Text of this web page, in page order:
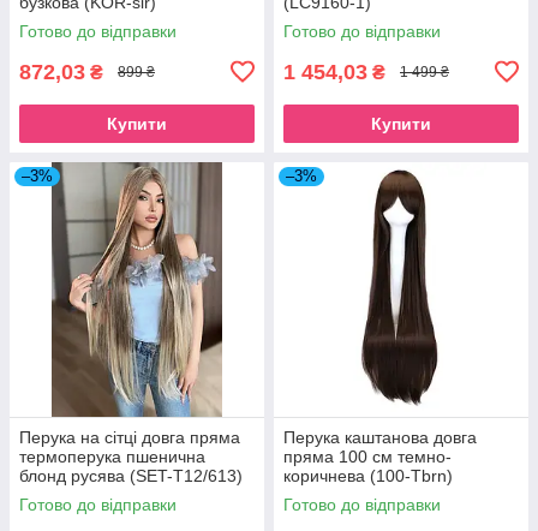
Готово до відправки
872,03 ₴ 899 ₴
Купити
Готово до відправки
1 454,03 ₴ 1 499 ₴
Купити
–3%
Перука на сітці довга пряма
термоперука пшенична
блонд русява (SET-T12/613)
Готово до відправки
–3%
Перука каштанова довга
пряма 100 см темно-
коричнева (100-Tbrn)
Готово до відправки